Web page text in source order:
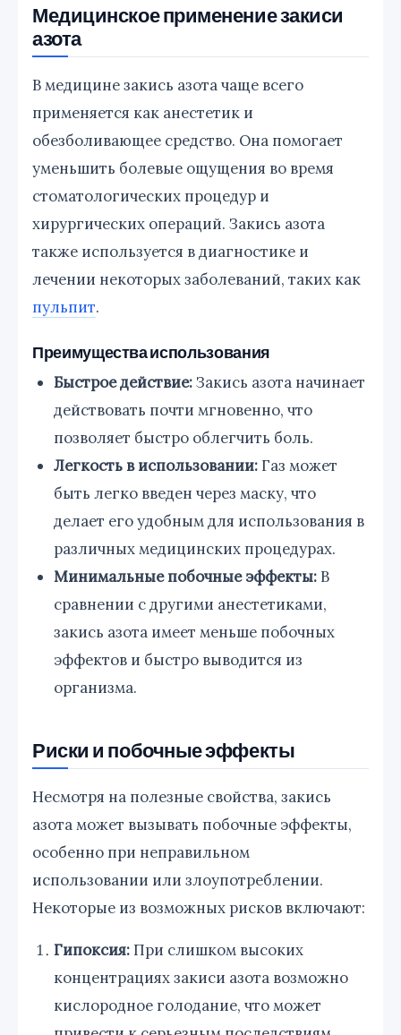
Медицинское применение закиси
азота
В медицине закись азота чаще всего
применяется как анестетик и
обезболивающее средство. Она помогает
уменьшить болевые ощущения во время
стоматологических процедур и
хирургических операций. Закись азота
также используется в диагностике и
лечении некоторых заболеваний, таких как
пульпит.
Преимущества использования
Быстрое действие:Закись азота начинает
действовать почти мгновенно, что
позволяет быстро облегчить боль.
Легкость в использовании:Газ может
быть легко введен через маску, что
делает его удобным для использования в
различных медицинских процедурах.
Минимальные побочные эффекты: В
сравнении с другими анестетиками,
закись азота имеет меньше побочных
эффектов и быстро выводится из
организма.
Риски и побочные эффекты
Несмотря на полезные свойства, закись
азота может вызывать побочные эффекты,
особенно при неправильном
использовании или злоупотреблении.
Некоторые из возможных рисков включают:
Гипоксия:При слишком высоких
концентрациях закиси азота возможно
кислородное голодание, что может